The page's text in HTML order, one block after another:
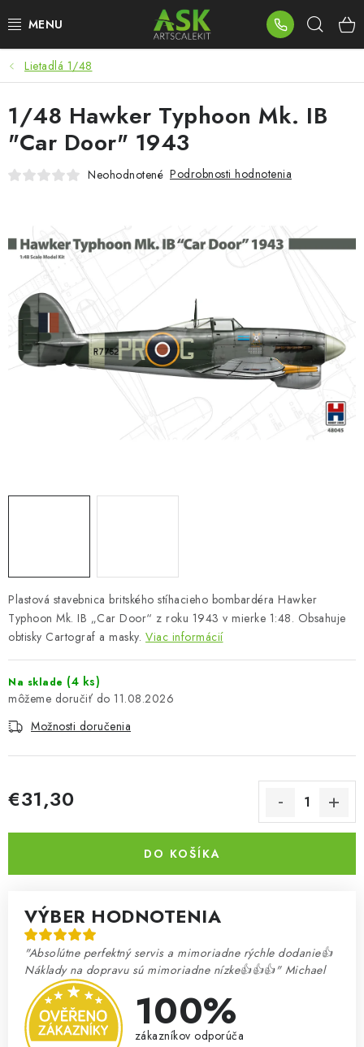
na
BLOG
SUMMER DAYS
WARHAMMER
NOVINKY
PLASTOVÉ MODELY
PRÍSLUŠENSTVO
FARBY & POMÔCKY
VOUCHERS
O Nás Moja objednávka Kontakty
Podmienky a pravidlá
Zásady ochrany osobných údajov
Postup pri podávaní sťažností
Veľkoobchod
Prevodník modelárskych farieb
Modelársky slovník Art Scale
FAQ
Výstavy 2026
Lietadlá 1/48
Plastová stavebnica britského stíhacieho bombardéra Hawker
Typhoon Mk. IB „Car Door“ z roku 1943 v mierke 1:48. Obsahuje
obtisky Cartograf a masky. Viac informácií
Na sklade (4 ks)
11.08.2026
Možnosti doručenia
€31,30
DO KOŠÍKA
VÝBER HODNOTENIA
"Absolútne perfektný servis a mimoriadne rýchle dodanie👍
Náklady na dopravu sú mimoriadne nízke👍👍👍" Michael
100%
zákazníkov odporúča
1/48 Hawker Typhoon Mk. IB
"Car Door" 1943
Neohodnotené Podrobnosti hodnotenia